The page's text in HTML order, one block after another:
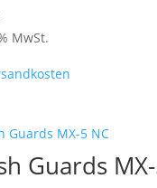
MwSt.
Guards